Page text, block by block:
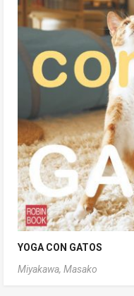
YOGA CON GATOS
Miyakawa, Masako